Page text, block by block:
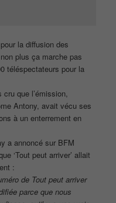
la diffusion des
plus ça marche pas
téléspectateurs pour la
que l’émission,
Antony, avait vécu ses
à un enterrement en
a annoncé sur BFM
‘Tout peut arriver’ allait
:
de Tout peut arriver
parce que nous